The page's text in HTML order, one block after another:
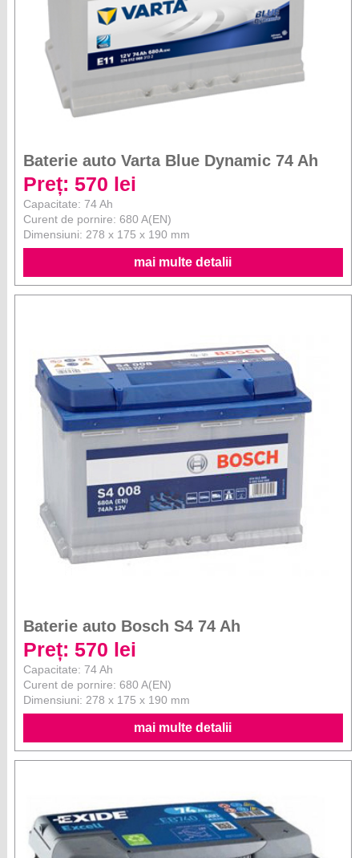
Baterie auto Varta Blue Dynamic 74 Ah
Preț: 570 lei
Capacitate: 74 Ah
Curent de pornire: 680 A(EN)
Dimensiuni: 278 x 175 x 190 mm
mai multe detalii
Baterie auto Bosch S4 74 Ah
Preț: 570 lei
Capacitate: 74 Ah
Curent de pornire: 680 A(EN)
Dimensiuni: 278 x 175 x 190 mm
mai multe detalii